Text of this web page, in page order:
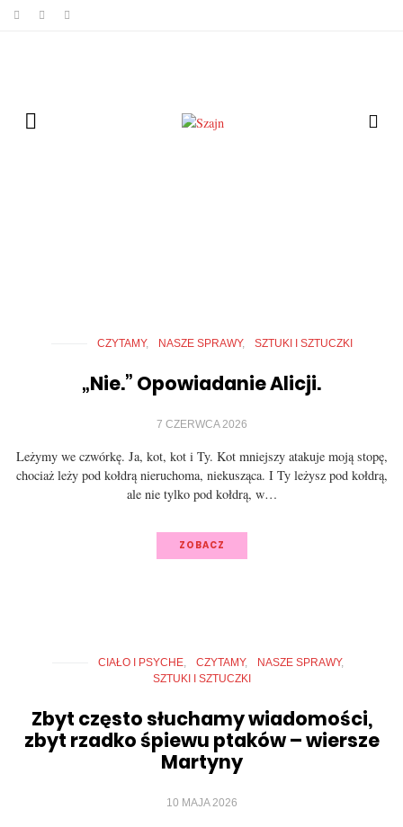
CZYTAMY NASZE SPRAWY SZTUKI I SZTUCZKI
„Nie.” Opowiadanie Alicji.
7 CZERWCA 2026
Leżymy we czwórkę. Ja, kot, kot i Ty. Kot mniejszy atakuje moją stopę,
chociaż leży pod kołdrą nieruchoma, niekusząca. I Ty leżysz pod kołdrą,
ale nie tylko pod kołdrą, w…
ZOBACZ
CIAŁO I PSYCHE CZYTAMY
NASZE SPRAWY
SZTUKI I SZTUCZKI
Zbyt często słuchamy wiadomości,
zbyt rzadko śpiewu ptaków – wiersze
Martyny
10 MAJA 2026